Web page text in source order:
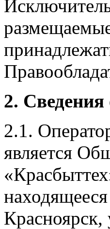
2. Сведения
2.1.
является
Красноярск,